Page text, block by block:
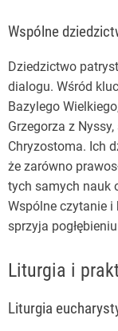
Wspólne
Dziedzictwo
dialogu. Wśród
Bazylego
Grzegorza z
Chryzostoma. Ich
że zarówno
tych samych nauk
Wspólne czytanie
sprzyja
Liturgia i
Liturgia